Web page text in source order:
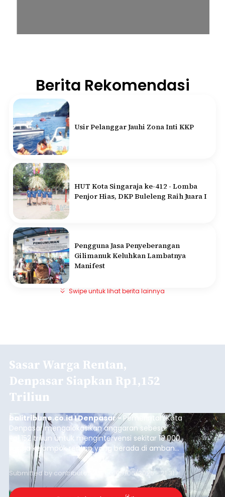
Berita Rekomendasi
Usir Pelanggar Jauhi Zona Inti KKP
HUT Kota Singaraja ke-412 - Lomba
Penjor Hias, DKP Buleleng Raih Juara I
Pengguna Jasa Penyeberangan
Gilimanuk Keluhkan Lambatnya
Manifest
Swipe untuk lihat berita lainnya
Sasar Warga Rentan,
Denpasar Siapkan Rp1,152
Triliun
balitribune.co.id I Denpasar - Pemerintah Kota
Denpasar mengalokasikan anggaran sebesar
Rp1,152 triliun untuk mengintervensi sekitar 18.000
warga kelompok rentan yang berada di ambang
garis kemiskinan. Langkah strategis ini diambil
guna menjaga masyarakat yang berada pada
kelompok desil 5 dan 6 tersebut agar tidak
merosot ke kategori miskin.
Submitted by contributor Thu, 08/06/2026 - 21:31